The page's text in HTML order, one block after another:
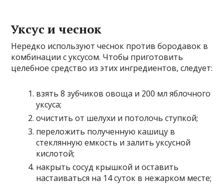
Уксус и чеснок
Нередко используют чеснок против бородавок в
комбинации с уксусом. Чтобы приготовить
целебное средство из этих ингредиентов, следует:
взять 8 зубчиков овоща и 200 мл яблочного
уксуса;
очистить от шелухи и потолочь ступкой;
переложить полученную кашицу в
стеклянную емкость и залить уксусной
кислотой;
накрыть сосуд крышкой и оставить
настаиваться на 14 суток в нежарком месте;